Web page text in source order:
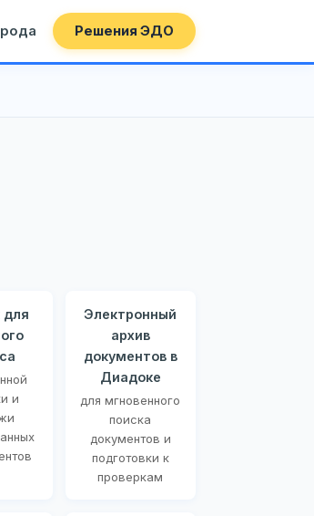
Решения ЭДО
для
и
Электронный
архив
документов в
Диадоке
для мгновенного
поиска
документов и
подготовки к
проверкам